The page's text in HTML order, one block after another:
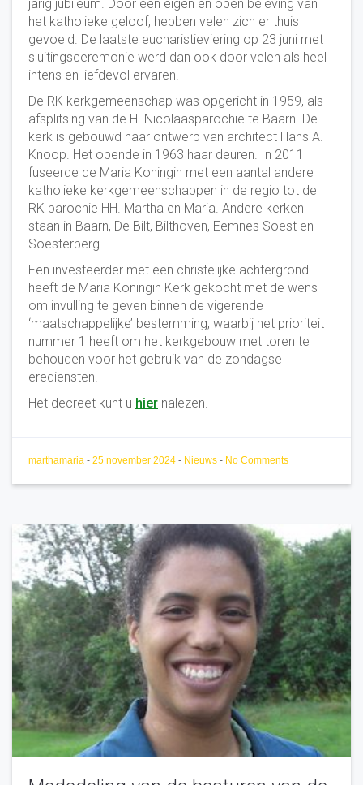
jarig jubileum. Door een eigen en open beleving van
het katholieke geloof, hebben velen zich er thuis
gevoeld. De laatste eucharistieviering op 23 juni met
sluitingsceremonie werd dan ook door velen als heel
intens en liefdevol ervaren.
De RK kerkgemeenschap was opgericht in 1959, als
afsplitsing van de H. Nicolaasparochie te Baarn. De
kerk is gebouwd naar ontwerp van architect Hans A.
Knoop. Het opende in 1963 haar deuren. In 2011
fuseerde de Maria Koningin met een aantal andere
katholieke kerkgemeenschappen in de regio tot de
RK parochie HH. Martha en Maria. Andere kerken
staan in Baarn, De Bilt, Bilthoven, Eemnes Soest en
Soesterberg.
Een investeerder met een christelijke achtergrond
heeft de Maria Koningin Kerk gekocht met de wens
om invulling te geven binnen de vigerende
‘maatschappelijke’ bestemming, waarbij het prioriteit
nummer 1 heeft om het kerkgebouw met toren te
behouden voor het gebruik van de zondagse
erediensten.
Het decreet kunt u hier nalezen.
marthamaria - 25 november 2024 - Nieuws - No Comments